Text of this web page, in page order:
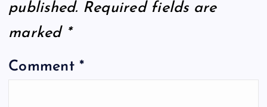
published. Required fields are
marked *
Comment*